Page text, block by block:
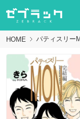
HOME パティスリー